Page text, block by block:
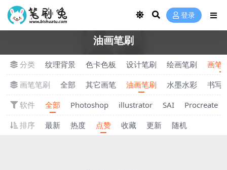
登录
油画笔刷
分类 纹理背景 色卡色板 设计笔刷 绘画笔刷
画笔
画笔笔刷
全部 其它画笔 油画笔刷 水墨水彩
书写
软件
全部 Photoshop illustrator SAI
Procreate
排序
最新 热度 点赞 收藏 更新 随机